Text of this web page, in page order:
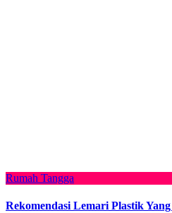
Rumah Tangga
Rekomendasi Lemari Plastik